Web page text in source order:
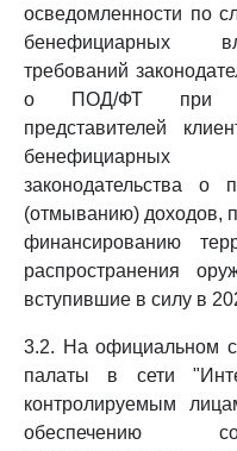
осведомленности по
бенефициарных
требований
о ПОД/ФТ при
представителей
бенефициарных
законодательства о
(отмыванию) доходов,
финансированию
распространения
вступившие в силу в
3.2. На официальном
палаты в сети
контролируемым
обеспечению